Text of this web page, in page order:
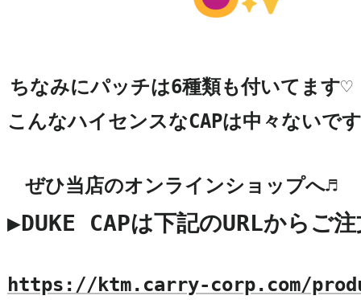
ちなみにパッチは6種類も付いてます♡
こんなハイセンスなCAPは中々ないで
ぜひ当店のオンラインショップへ♬
▶DUKE CAPは下記のURLからご
https://ktm.carry-corp.com/